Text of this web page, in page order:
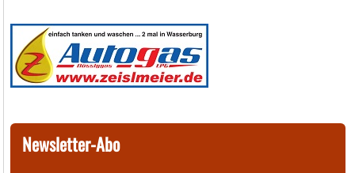
Newsletter-Abo